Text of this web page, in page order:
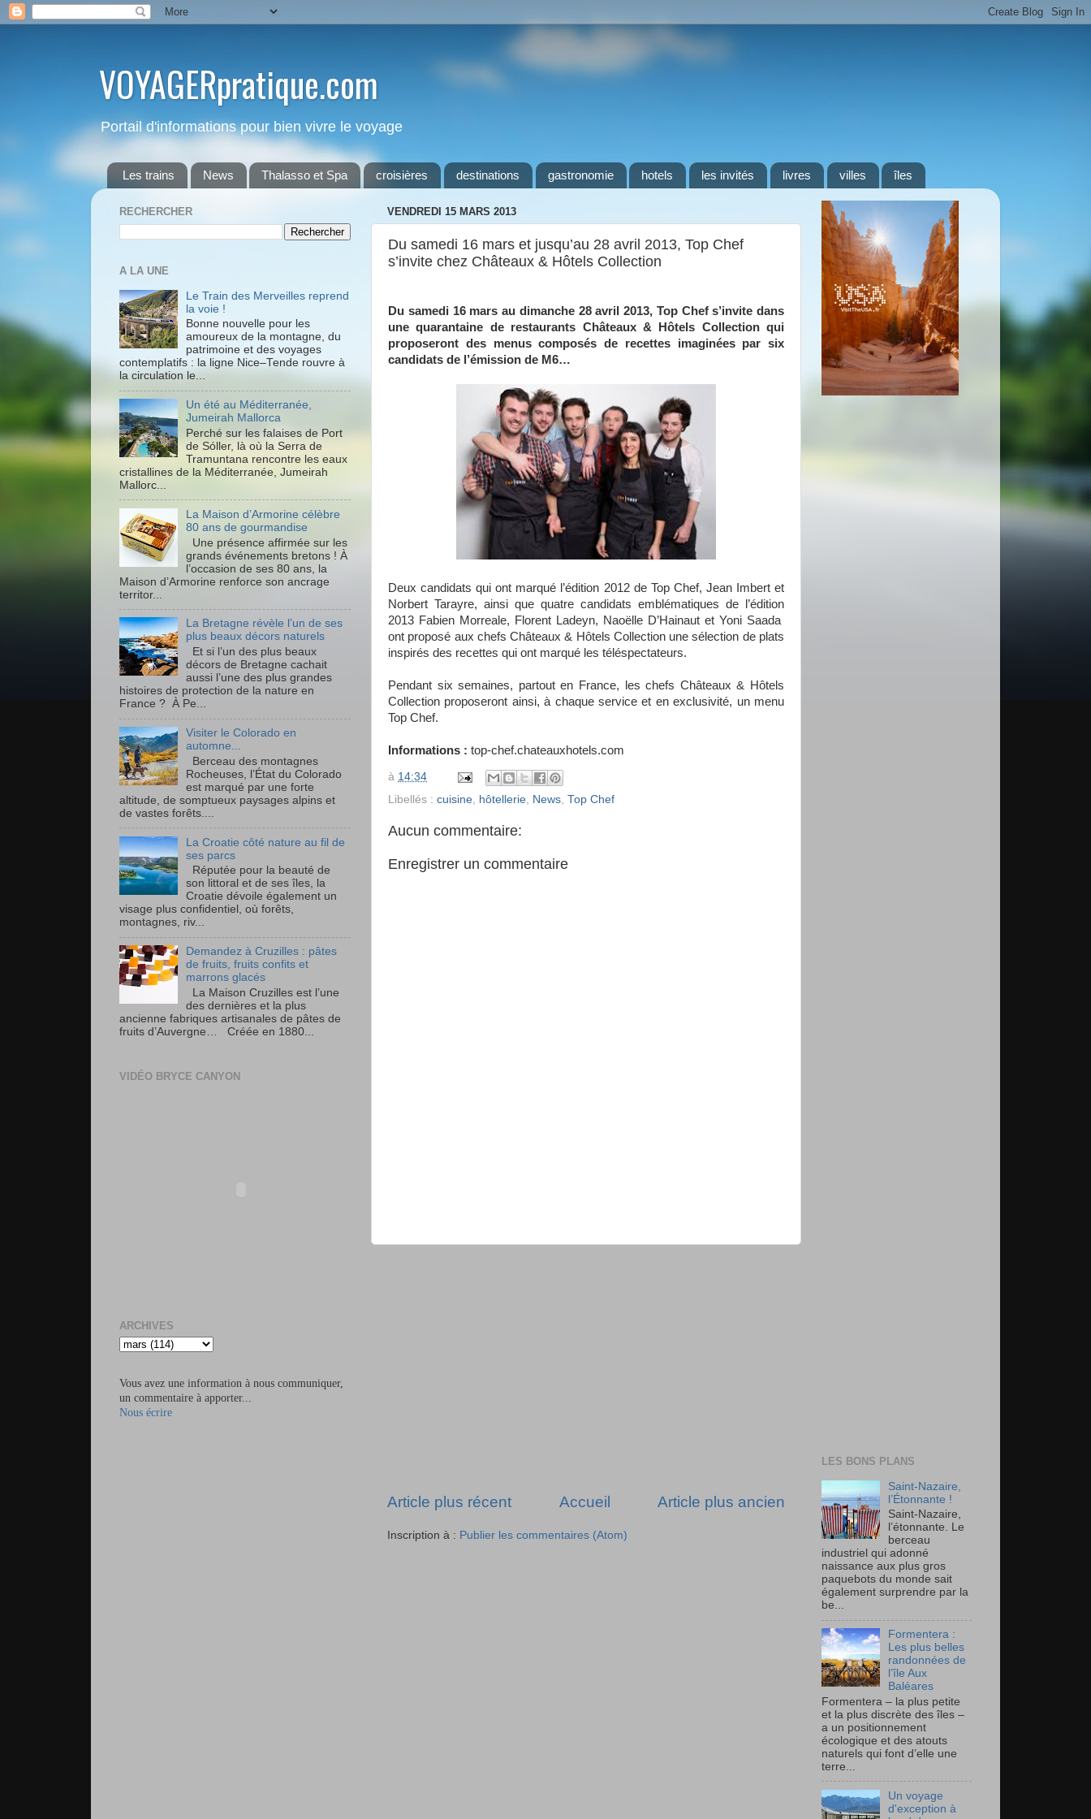
VOYAGERpratique.com
Portail d'informations pour bien vivre le voyage
Les trains News Thalasso et Spa croisières destinations gastronomie hotels les invités livres villes îles
VENDREDI 15 MARS 2013
Du samedi 16 mars et jusqu’au 28 avril 2013, Top Chef
s’invite chez Châteaux & Hôtels Collection
Du samedi 16 mars au dimanche 28 avril 2013, Top Chef s’invite dans
une quarantaine de restaurants Châteaux & Hôtels Collection qui
proposeront des menus composés de recettes imaginées par six
candidats de l’émission de M6…
Deux candidats qui ont marqué l’édition 2012 de Top Chef, Jean Imbert et
Norbert Tarayre, ainsi que quatre candidats emblématiques de l’édition
2013 Fabien Morreale, Florent Ladeyn, Naoëlle D’Hainaut et Yoni Saada
ont proposé aux chefs Châteaux & Hôtels Collection une sélection de plats
inspirés des recettes qui ont marqué les téléspectateurs.
Pendant six semaines, partout en France, les chefs Châteaux & Hôtels
Collection proposeront ainsi, à chaque service et en exclusivité, un menu
Top Chef.
Informations : top-chef.chateauxhotels.com
à 14:34
Libellés : cuisine hôtellerie News Top Chef
Aucun commentaire:
Enregistrer un commentaire
Article plus récent Article plus ancien
Accueil
Inscription à : Publier les commentaires (Atom)
RECHERCHER
A LA UNE
Le Train des Merveilles reprend
la voie !
Bonne nouvelle pour les
amoureux de la montagne, du
patrimoine et des voyages
contemplatifs : la ligne Nice–Tende rouvre à
la circulation le...
Un été au Méditerranée,
Jumeirah Mallorca
Perché sur les falaises de Port
de Sóller, là où la Serra de
Tramuntana rencontre les eaux
cristallines de la Méditerranée, Jumeirah
Mallorc...
La Maison d’Armorine célèbre
80 ans de gourmandise
Une présence affirmée sur les
grands événements bretons ! À
l’occasion de ses 80 ans, la
Maison d’Armorine renforce son ancrage
territor...
La Bretagne révèle l’un de ses
plus beaux décors naturels
Et si l’un des plus beaux
décors de Bretagne cachait
aussi l’une des plus grandes
histoires de protection de la nature en
France ? À Pe...
Visiter le Colorado en
automne...
Berceau des montagnes
Rocheuses, l’État du Colorado
est marqué par une forte
altitude, de somptueux paysages alpins et
de vastes forêts....
La Croatie côté nature au fil de
ses parcs
Réputée pour la beauté de
son littoral et de ses îles, la
Croatie dévoile également un
visage plus confidentiel, où forêts,
montagnes, riv...
Demandez à Cruzilles : pâtes
de fruits, fruits confits et
marrons glacés
La Maison Cruzilles est l’une
des dernières et la plus
ancienne fabriques artisanales de pâtes de
fruits d’Auvergne… Créée en 1880...
VIDÉO BRYCE CANYON
ARCHIVES
Vous avez une information à nous communiquer,
un commentaire à apporter...
Nous écrire
LES BONS PLANS
Saint-Nazaire,
l’Étonnante !
Saint-Nazaire,
l’étonnante. Le
berceau
industriel qui adonné
naissance aux plus gros
paquebots du monde sait
également surprendre par la
be...
Formentera :
Les plus belles
randonnées de
l’île Aux
Baléares
Formentera – la plus petite
et la plus discrète des îles –
a un positionnement
écologique et des atouts
naturels qui font d’elle une
terre...
Un voyage
d'exception à